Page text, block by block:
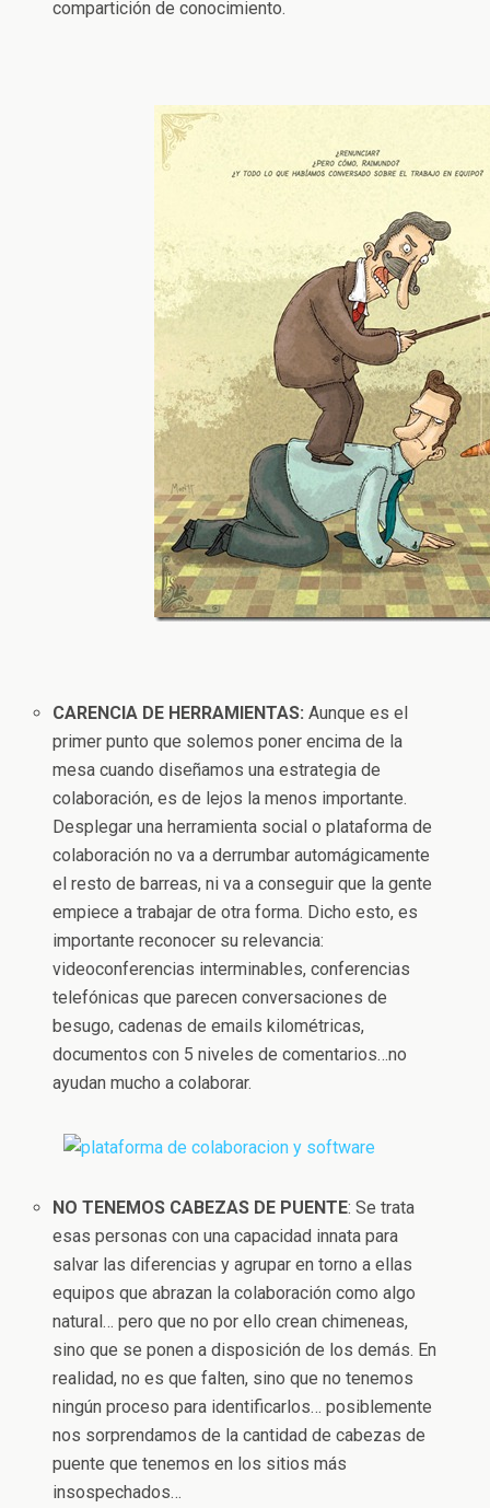
compartición de conocimiento.
CARENCIA DE HERRAMIENTAS: Aunque es el
primer punto que solemos poner encima de la
mesa cuando diseñamos una estrategia de
colaboración, es de lejos la menos importante.
Desplegar una herramienta social o plataforma de
colaboración no va a derrumbar automágicamente
el resto de barreas, ni va a conseguir que la gente
empiece a trabajar de otra forma. Dicho esto, es
importante reconocer su relevancia:
videoconferencias interminables, conferencias
telefónicas que parecen conversaciones de
besugo, cadenas de emails kilométricas,
documentos con 5 niveles de comentarios…no
ayudan mucho a colaborar.
NO TENEMOS CABEZAS DE PUENTE: Se trata
esas personas con una capacidad innata para
salvar las diferencias y agrupar en torno a ellas
equipos que abrazan la colaboración como algo
natural… pero que no por ello crean chimeneas,
sino que se ponen a disposición de los demás. En
realidad, no es que falten, sino que no tenemos
ningún proceso para identificarlos… posiblemente
nos sorprendamos de la cantidad de cabezas de
puente que tenemos en los sitios más
insospechados…